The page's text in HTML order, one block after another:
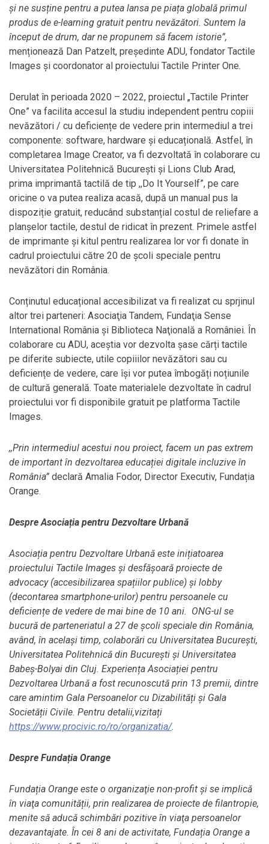
și ne susține pentru a putea lansa pe piața globală primul
produs de e-learning gratuit pentru nevăzători. Suntem la
început de drum, dar ne propunem să facem istorie”,
menționează Dan Patzelt, președinte ADU, fondator Tactile
Images și coordonator al proiectului Tactile Printer One.
Derulat în perioada 2020 – 2022, proiectul „Tactile Printer
One” va facilita accesul la studiu independent pentru copiii
nevăzători / cu deficiențe de vedere prin intermediul a trei
componente: software, hardware și educațională. Astfel, în
completarea Image Creator, va fi dezvoltată în colaborare cu
Universitatea Politehnică Bucureşti și Lions Club Arad,
prima imprimantă tactilă de tip ,,Do It Yourself”, pe care
oricine o va putea realiza acasă, după un manual pus la
dispoziție gratuit, reducând substanțial costul de reliefare a
planșelor tactile, destul de ridicat în prezent. Primele astfel
de imprimante şi kitul pentru realizarea lor vor fi donate în
cadrul proiectului către 20 de şcoli speciale pentru
nevăzători din România.
Conținutul educațional accesibilizat va fi realizat cu sprjinul
altor trei parteneri: Asociaţia Tandem, Fundaţia Sense
International România și Biblioteca Naţională a României. În
colaborare cu ADU, aceștia vor dezvolta șase cărți tactile
pe diferite subiecte, utile copiiilor nevăzători sau cu
deficiențe de vedere, care își vor putea îmbogăți noțiunile
de cultură generală. Toate materialele dezvoltate în cadrul
proiectului vor fi disponibile gratuit pe platforma Tactile
Images.
,,Prin intermediul acestui nou proiect, facem un pas extrem
de important în dezvoltarea educației digitale incluzive în
România” declară Amalia Fodor, Director Executiv, Fundația
Orange.
Despre Asociația pentru Dezvoltare Urbană
Asociația pentru Dezvoltare Urbană este inițiatoarea
proiectului Tactile Images și desfășoară proiecte de
advocacy (accesibilizarea spațiilor publice) și lobby
(decontarea smartphone-urilor) pentru persoanele cu
deficiențe de vedere de mai bine de 10 ani. ONG-ul se
bucură de parteneriatul a 27 de școli speciale din România,
având, în același timp, colaborări cu Universitatea București,
Universitatea Politehnică din București și Universitatea
Babeș-Bolyai din Cluj. Experiența Asociației pentru
Dezvoltarea Urbană a fost recunoscută prin 13 premii, dintre
care amintim Gala Persoanelor cu Dizabilități și Gala
Societății Civile. Pentru detalii,vizitați
https://www.procivic.ro/ro/organizatia/.
Despre Fundația Orange
Fundația Orange este o organizaţie non-profit și se implică
în viaţa comunității, prin realizarea de proiecte de filantropie,
menite să aducă schimbări pozitive în viaţa persoanelor
dezavantajate. În cei 8 ani de activitate, Fundația Orange a